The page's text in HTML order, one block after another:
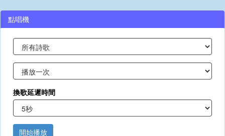
點唱機
換歌延遲時間
開始播放